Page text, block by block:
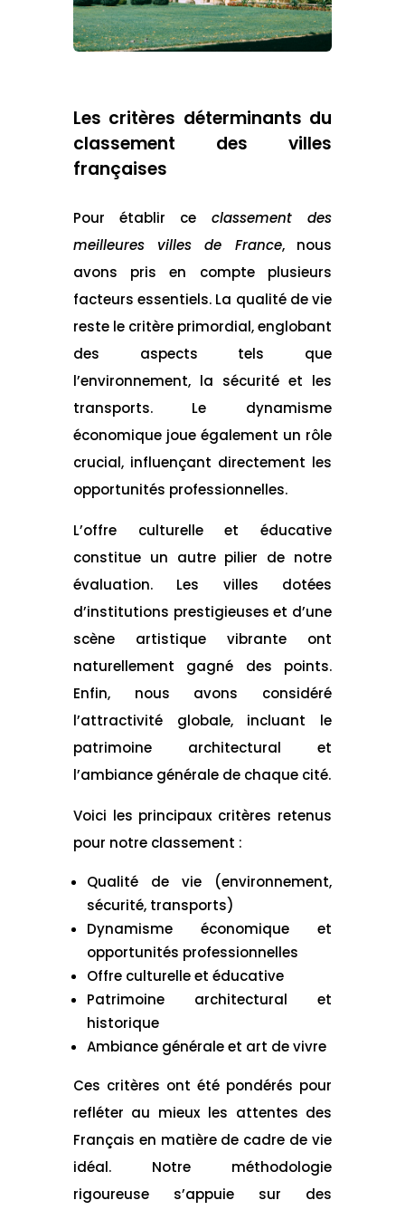
Les critères déterminants du
classement des villes
françaises
Pour établir ce classement des
meilleures villes de France, nous
avons pris en compte plusieurs
facteurs essentiels. La qualité de vie
reste le critère primordial, englobant
des aspects tels que
l’environnement, la sécurité et les
transports. Le dynamisme
économique joue également un rôle
crucial, influençant directement les
opportunités professionnelles.
L’offre culturelle et éducative
constitue un autre pilier de notre
évaluation. Les villes dotées
d’institutions prestigieuses et d’une
scène artistique vibrante ont
naturellement gagné des points.
Enfin, nous avons considéré
l’attractivité globale, incluant le
patrimoine architectural et
l’ambiance générale de chaque cité.
Voici les principaux critères retenus
pour notre classement :
Qualité de vie (environnement,
sécurité, transports)
Dynamisme économique et
opportunités professionnelles
Offre culturelle et éducative
Patrimoine architectural et
historique
Ambiance générale et art de vivre
Ces critères ont été pondérés pour
refléter au mieux les attentes des
Français en matière de cadre de vie
idéal. Notre méthodologie
rigoureuse s’appuie sur des